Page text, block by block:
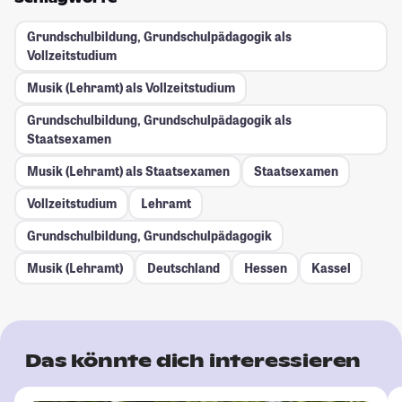
Grundschulbildung, Grundschulpädagogik als
Vollzeitstudium
Musik (Lehramt) als Vollzeitstudium
Grundschulbildung, Grundschulpädagogik als
Staatsexamen
Musik (Lehramt) als Staatsexamen
Staatsexamen
Vollzeitstudium
Lehramt
Grundschulbildung, Grundschulpädagogik
Musik (Lehramt)
Deutschland Hessen Kassel
Das könnte dich interessieren